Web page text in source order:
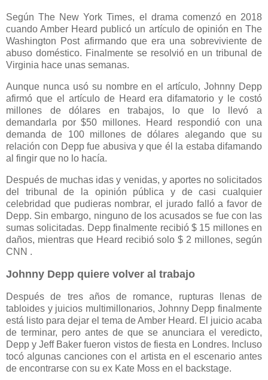
Según The New York Times, el drama comenzó en 2018
cuando Amber Heard publicó un artículo de opinión en The
Washington Post afirmando que era una sobreviviente de
abuso doméstico. Finalmente se resolvió en un tribunal de
Virginia hace unas semanas.
Aunque nunca usó su nombre en el artículo, Johnny Depp
afirmó que el artículo de Heard era difamatorio y le costó
millones de dólares en trabajos, lo que lo llevó a
demandarla por $50 millones. Heard respondió con una
demanda de 100 millones de dólares alegando que su
relación con Depp fue abusiva y que él la estaba difamando
al fingir que no lo hacía.
Después de muchas idas y venidas, y aportes no solicitados
del tribunal de la opinión pública y de casi cualquier
celebridad que pudieras nombrar, el jurado falló a favor de
Depp. Sin embargo, ninguno de los acusados se fue con las
sumas solicitadas. Depp finalmente recibió $ 15 millones en
daños, mientras que Heard recibió solo $ 2 millones, según
CNN .
Johnny Depp quiere volver al trabajo
Después de tres años de romance, rupturas llenas de
tabloides y juicios multimillonarios, Johnny Depp finalmente
está listo para dejar el tema de Amber Heard. El juicio acaba
de terminar, pero antes de que se anunciara el veredicto,
Depp y Jeff Baker fueron vistos de fiesta en Londres. Incluso
tocó algunas canciones con el artista en el escenario antes
de encontrarse con su ex Kate Moss en el backstage.